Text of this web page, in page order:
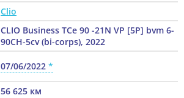
Clio
CLIO Business TCe 90 -21N VP [5P] bvm 6-
90CH-5cv (bi-corps), 2022
07/06/2022
56 625 км